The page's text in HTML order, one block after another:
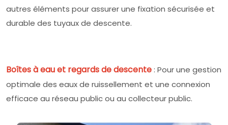
autres éléments pour assurer une fixation sécurisée et
durable des tuyaux de descente.
Boîtes à eau et regards de descente: Pour une gestion
optimale des eaux de ruissellement et une connexion
efficace au réseau public ou au collecteur public.